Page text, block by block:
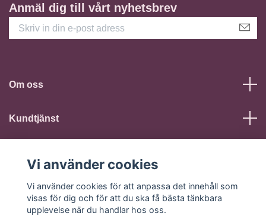
Anmäl dig till vårt nyhetsbrev
Om oss
Kundtjänst
Sociala medier
Vi använder cookies
Vi använder cookies för att anpassa det innehåll som
visas för dig och för att du ska få bästa tänkbara
upplevelse när du handlar hos oss.